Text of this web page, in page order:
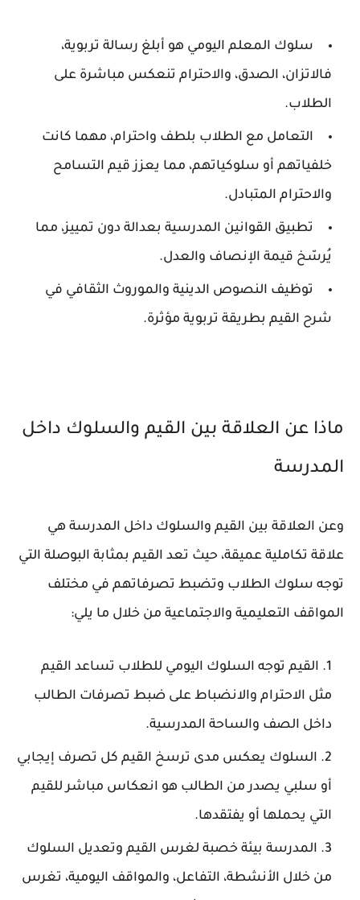
سلوك المعلم اليومي هو أبلغ رسالة تربوية،
فالاتزان، الصدق، والاحترام تنعكس مباشرة على
الطلاب.
التعامل مع الطلاب بلطف واحترام، مهما كانت
خلفياتهم أو سلوكياتهم، مما يعزز قيم التسامح
والاحترام المتبادل.
تطبيق القوانين المدرسية بعدالة دون تمييز، مما
يُرسّخ قيمة الإنصاف والعدل.
توظيف النصوص الدينية والموروث الثقافي في
شرح القيم بطريقة تربوية مؤثرة.
ماذا عن العلاقة بين القيم والسلوك داخل
المدرسة
وعن العلاقة بين القيم والسلوك داخل المدرسة هي
علاقة تكاملية عميقة، حيث تعد القيم بمثابة البوصلة التي
توجه سلوك الطلاب وتضبط تصرفاتهم في مختلف
المواقف التعليمية والاجتماعية من خلال ما يلي:
القيم توجه السلوك اليومي للطلاب تساعد القيم
مثل الاحترام والانضباط على ضبط تصرفات الطالب
داخل الصف والساحة المدرسية.
السلوك يعكس مدى ترسخ القيم كل تصرف إيجابي
أو سلبي يصدر من الطالب هو انعكاس مباشر للقيم
التي يحملها أو يفتقدها.
المدرسة بيئة خصبة لغرس القيم وتعديل السلوك
من خلال الأنشطة، التفاعل، والمواقف اليومية، تغرس